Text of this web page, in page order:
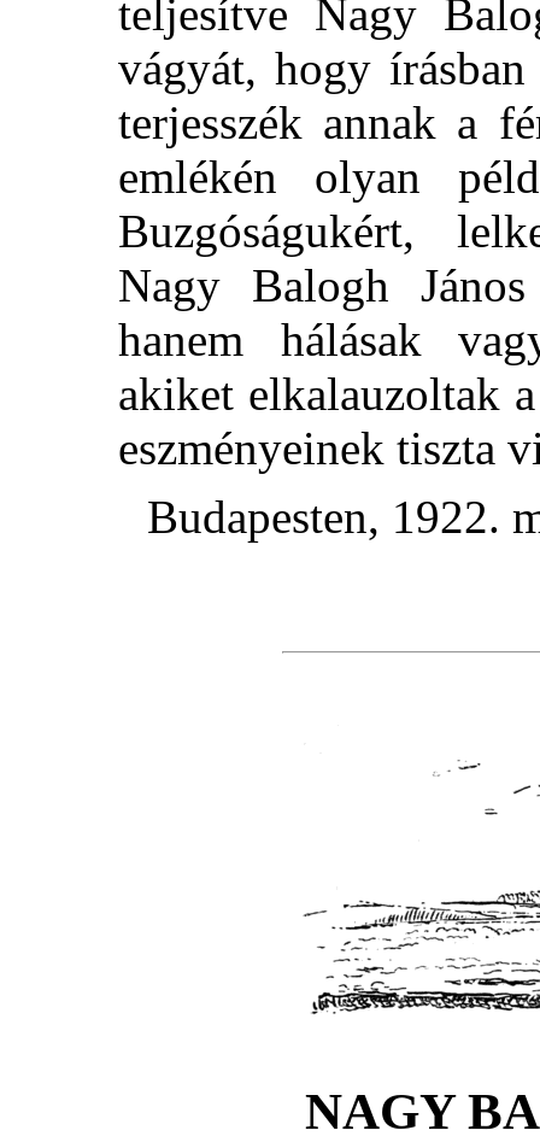
teljesítve Nagy
vágyát, hogy
terjesszék annak a
emlékén olyan
Buzgóságukért,
Nagy Balogh
hanem hálásak
akiket elkalauzoltak
eszményeinek tiszta
Budapesten, 1922.
NAGY